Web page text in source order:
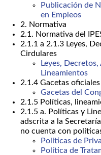
Publicación de
en Empleos
2. Normativa
2.1. Normativa del
2.1.1 a 2.1.3 Leyes,
Cirdulares
Leyes,
Lineamientos
2.1.4 Gacetas oficiales
Gacetas del
2.1.5 Políticas,
2.1.5 a. Políticas y
adscrita a la
no cuenta con
Políticas de
Política de